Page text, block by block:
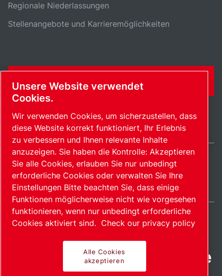
Regionale Niederlassungen
Stellenangebote und Karrieremöglichkeiten
KONTAKTFORMULAR
SitemapCookies verwalten© 2026 Copyright.
Germany / DE
Fortschrittliche Produkte
Unsere Website verwendet
Cookies.
Wir verwenden Cookies, um sicherzustellen, dass
diese Website korrekt funktioniert, Ihr Erlebnis
zu verbessern und Ihnen relevante Inhalte
anzuzeigen. Sie haben die Kontrolle: Akzeptieren
Sie alle Cookies, erlauben Sie nur unbedingt
erforderliche Cookies oder verwalten Sie Ihre
Einstellungen Bitte beachten Sie, dass einige
Funktionen möglicherweise nicht wie vorgesehen
funktionieren, wenn nur unbedingt erforderliche
Cookies aktiviert sind. Check our privacy policy
Alle Cookies
akzeptieren